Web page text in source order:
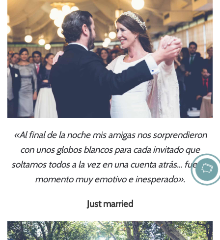
«Al final de la noche mis amigas nos sorprendieron
con unos globos blancos para cada invitado que
soltamos todos a la vez en una cuenta atrás… fue un
momento muy emotivo e inesperado».
Just married